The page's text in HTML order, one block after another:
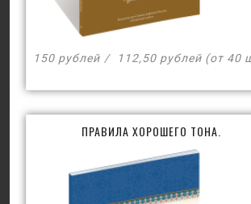
150 рублей 112,50 рублей (от 40
ПРАВИЛА ХОРОШЕГО ТОНА.